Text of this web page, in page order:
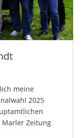
meine
2025
Marler Zeitung